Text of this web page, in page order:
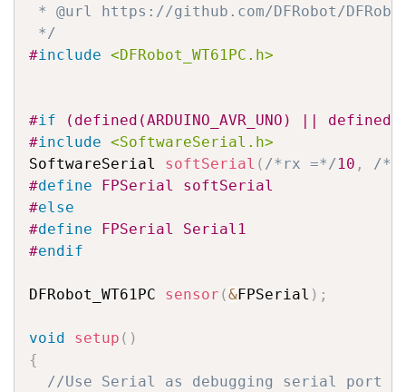
* @url https://github.com/DFRobot/
*/
#include <DFRobot_WT61PC.h>
#if (defined(ARDUINO_AVR_UNO) ||
#include <SoftwareSerial.h>
SoftwareSerial softSerial ( /*rx =*/10 ,
/
#define FPSerial softSerial
#else
#define FPSerial Serial1
#endif
DFRobot_WT61PC sensor (&FPSerial ) ;
void setup ( )
{
//Use Serial as debugging serial port